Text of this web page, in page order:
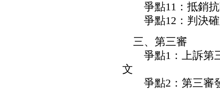
爭點11：抵銷抗
爭點12：判決確
三、第三審
爭點1：上訴第三
文
爭點2：第三審